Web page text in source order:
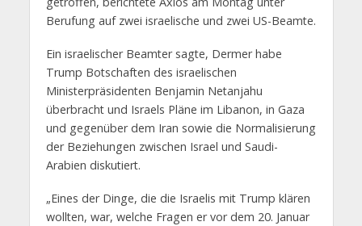
Berufung auf zwei israelische und zwei US-Beamte.
Ein israelischer Beamter sagte, Dermer habe
Trump Botschaften des israelischen
Ministerpräsidenten Benjamin Netanjahu
überbracht und Israels Pläne im Libanon, in Gaza
und gegenüber dem Iran sowie die Normalisierung
der Beziehungen zwischen Israel und Saudi-
Arabien diskutiert.
„Eines der Dinge, die die Israelis mit Trump klären
wollten, war, welche Fragen er vor dem 20. Januar